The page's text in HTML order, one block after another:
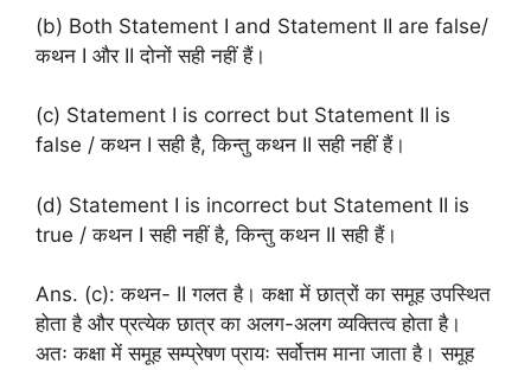
(b) Both Statement I and Statement II are false/
कथन I और II दोनों सही नहीं हैं।
(c) Statement I is correct but Statement II is
false / कथन I सही है, किन्तु कथन II सही नहीं हैं।
(d) Statement I is incorrect but Statement II is
true / कथन I सही नहीं है, किन्तु कथन II सही हैं।
Ans. (c): कथन- II गलत है। कक्षा में छात्रों का समूह उपस्थित
होता है और प्रत्येक छात्र का अलग-अलग व्यक्तित्व होता है।
अतः कक्षा में समूह सम्प्रेषण प्रायः सर्वोत्तम माना जाता है। समूह